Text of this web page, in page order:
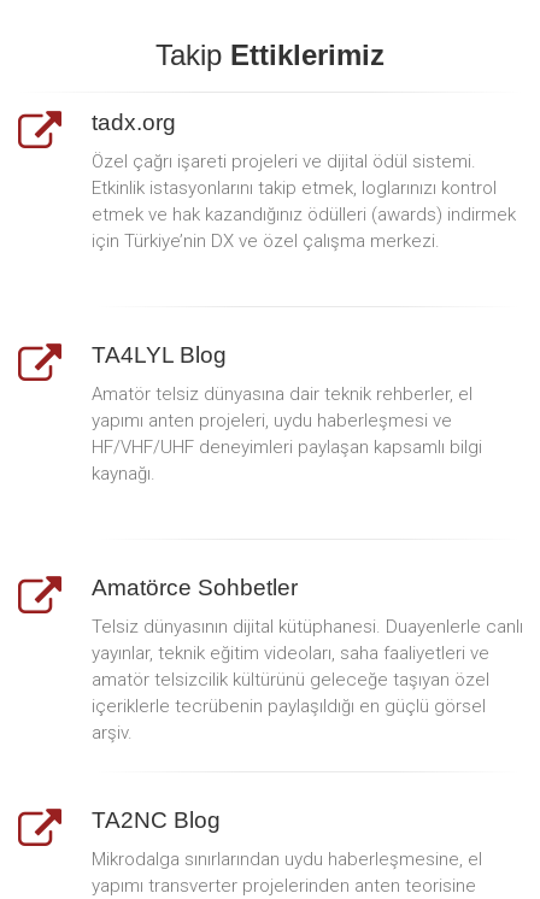
Takip Ettiklerimiz
tadx.org
Özel çağrı işareti projeleri ve dijital ödül sistemi.
Etkinlik istasyonlarını takip etmek, loglarınızı kontrol
etmek ve hak kazandığınız ödülleri (awards) indirmek
için Türkiye’nin DX ve özel çalışma merkezi.
TA4LYL Blog
Amatör telsiz dünyasına dair teknik rehberler, el
yapımı anten projeleri, uydu haberleşmesi ve
HF/VHF/UHF deneyimleri paylaşan kapsamlı bilgi
kaynağı.
Amatörce Sohbetler
Telsiz dünyasının dijital kütüphanesi. Duayenlerle canlı
yayınlar, teknik eğitim videoları, saha faaliyetleri ve
amatör telsizcilik kültürünü geleceğe taşıyan özel
içeriklerle tecrübenin paylaşıldığı en güçlü görsel
arşiv.
TA2NC Blog
Mikrodalga sınırlarından uydu haberleşmesine, el
yapımı transverter projelerinden anten teorisine